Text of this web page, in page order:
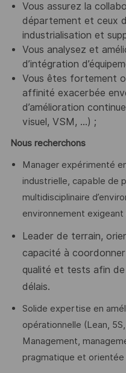
Vous assurez la
département et ceux
industrialisation et
Vous analysez et
d’intégration
Vous êtes fortement
affinité exacerbée
d’amélioration
visuel, VSM, …) ;
Nous recherchons
Manager expérimenté
industrielle, capable de
multidisciplinaire
environnement
Leader de terrain,
capacité à
qualité et tests afin
délais.
Solide expertise en
opérationnelle (Lean,
Management,
pragmatique et